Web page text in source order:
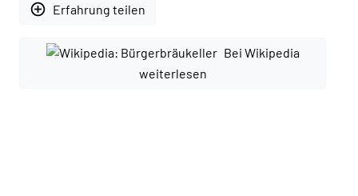
add_circle_outline Erfahrung teilen
Bei Wikipedia
weiterlesen